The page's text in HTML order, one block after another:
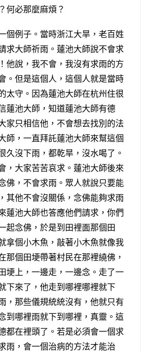
何必那麼麻煩？
例子。當時浙江大旱，老百姓
求大師祈雨。蓮池大師說不會求
他說，我不會，我沒有求雨的方
。但是這個人，這個人就是當時
太守。因為蓮池大師在杭州住很
蓮池大師，知道蓮池大師有德
家只相信他，不會想去找別的法
師，一直拜託蓮池大師來幫這個
久沒下雨，都乾旱，沒水喝了。
，大家苦苦哀求。蓮池大師後來
佛，不會求雨。眾人就說只要能
其他不會沒關係，念佛能夠求雨
蓮池大師也答應他們請求，你們
起念佛，於是到田裡面那個田
拿個小木魚，敲著小木魚就像我
那個田埂帶著村民在那裡繞佛，
埂上，一邊走，一邊念。走了一
下來了，他走到哪裡哪裡就下
，那些儀規統統沒有，他就只有
到哪裡雨就下到哪裡，真靈。這
都在裡頭了。若是必須會一個求
雨，會一個治病的方法才能治